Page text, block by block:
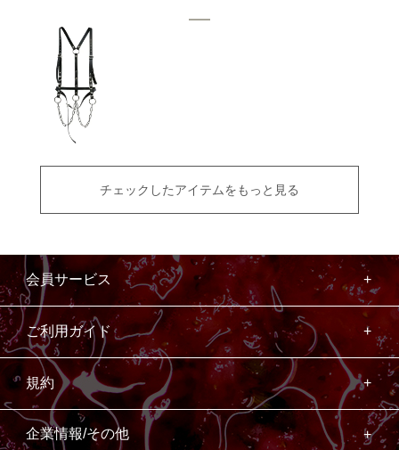
チェックしたアイテムをもっと見る
会員サービス
ご利用ガイド
規約
企業情報/その他